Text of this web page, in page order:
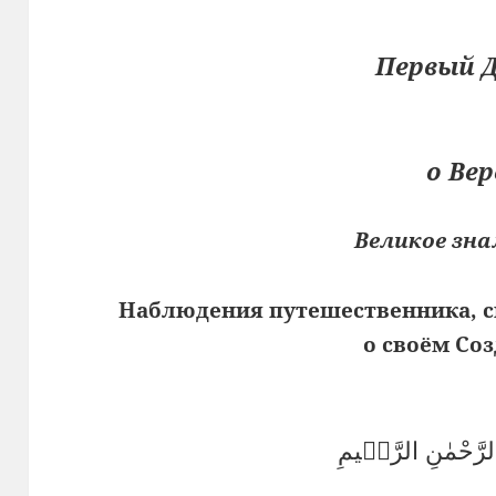
Первый
о
Великое
Наблюдения путешественника,
о своём
الرَّحٖيمِ